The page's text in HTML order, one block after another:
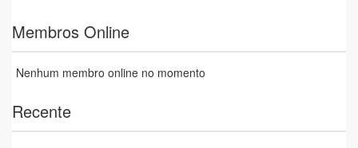
Membros Online
Nenhum membro online no momento
Recente